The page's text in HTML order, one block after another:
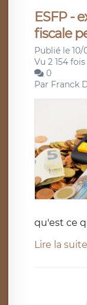
ESFP -
fiscale
Publié le 10/
Vu 2 154 fois
0
Par Franck
qu'est ce
Lire la suite